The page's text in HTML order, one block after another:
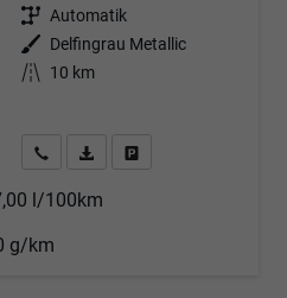
Getriebe Automatik
Außenfarbe
Delfingrau Metallic
Kilometerstand
10 km
Angebot anfordern
Fahrzeugexpose (PDF)
l/100km
g/km